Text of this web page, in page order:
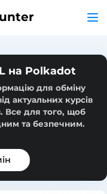
на Polkadot
для обміну
актуальних курсів
Все для того, щоб
та безпечним.